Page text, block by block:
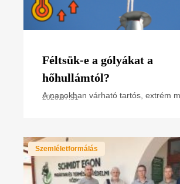
Féltsük-e a gólyákat a
hőhullámtól?
A napokban várható tartós, extrém
2026.07.31
Szemléletformálás